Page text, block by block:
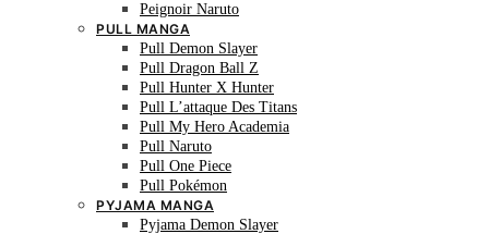
Peignoir Naruto
PULL MANGA
Pull Demon Slayer
Pull Dragon Ball Z
Pull Hunter X Hunter
Pull L’attaque Des Titans
Pull My Hero Academia
Pull Naruto
Pull One Piece
Pull Pokémon
PYJAMA MANGA
Pyjama Demon Slayer